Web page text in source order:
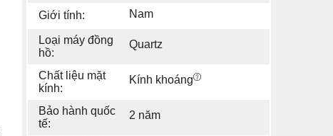
Giới tính: Nam
Loại máy đồng
hồ:
Quartz
Chất liệu mặt
kính:
Kính khoáng
Bảo hành quốc
tế:
2 năm